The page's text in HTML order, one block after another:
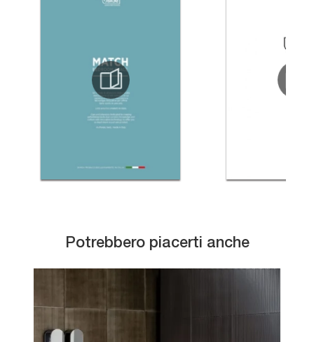
Potrebbero piacerti anche